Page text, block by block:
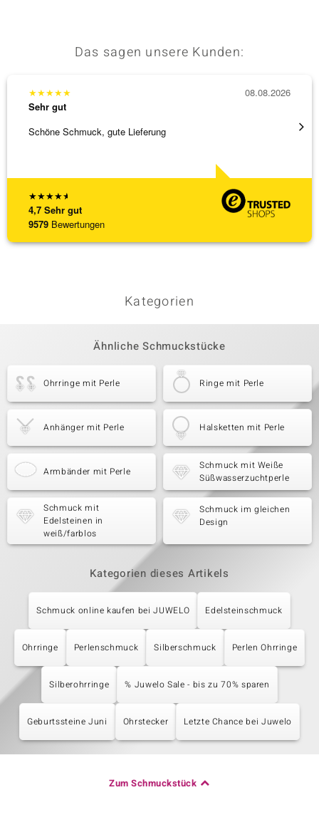
Das sagen unsere Kunden:
★★★★★
4,7 Sehr gut
9579 Bewertungen
★★★★★
Sehr gut
Schöne Schmuck, gute Lieferung
08.08.2026
Kategorien
Ähnliche Schmuckstücke
Ohrringe mit Perle Ringe mit Perle
Anhänger mit Perle Halsketten mit Perle
Armbänder mit Perle
Schmuck mit Weiße
Süßwasserzuchtperle
Schmuck mit
Edelsteinen in
weiß/farblos
Schmuck im gleichen
Design
Kategorien dieses Artikels
Schmuck online kaufen bei JUWELO Edelsteinschmuck
Ohrringe Perlenschmuck Silberschmuck Perlen Ohrringe
Silberohrringe % Juwelo Sale - bis zu 70% sparen
Geburtssteine Juni Ohrstecker Letzte Chance bei Juwelo
Zum Schmuckstück